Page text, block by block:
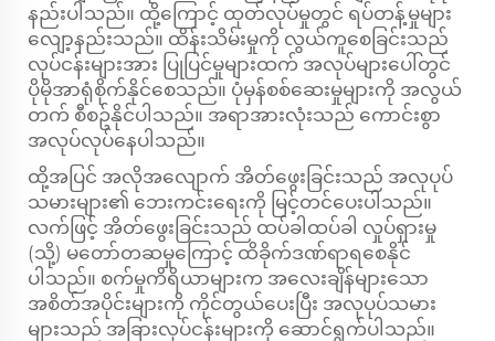
နည်းပါသည်။ ထို့ကြောင့် ထုတ်လုပ်မှုတွင် ရပ်တန့်မှုများ
လျော့နည်းသည်။ ထိန်းသိမ်းမှုကို လွယ်ကူစေခြင်းသည်
လုပ်ငန်းများအား ပြုပြင်မှုများထက် အလုပ်များပေါ်တွင်
ပိုမိုအာရုံစိုက်နိုင်စေသည်။ ပုံမှန်စစ်ဆေးမှုများကို အလွယ်
တက် စီစဥ်နိုင်ပါသည်။ အရာအားလုံးသည် ကောင်းစွာ
အလုပ်လုပ်နေပါသည်။
ထို့အပြင် အလိုအလျောက် အိတ်ဖွေးခြင်းသည် အလုပုပ်
သမားများ၏ ဘေးကင်းရေးကို မြင့်တင်ပေးပါသည်။
လက်ဖြင့် အိတ်ဖွေးခြင်းသည် ထပ်ခါထပ်ခါ လှုပ်ရှားမှု
(သို့) မတော်တဆမှုကြောင့် ထိခိုက်ဒဏ်ရာရစေနိုင်
ပါသည်။ စက်မှုကိရိယာများက အလေးချိန်များသော
အစိတ်အပိုင်းများကို ကိုင်တွယ်ပေးပြီး အလုပုပ်သမား
များသည် အခြားလုပ်ငန်းများကို ဆောင်ရွက်ပါသည်။